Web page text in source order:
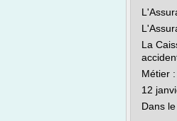
La
Métier
12
Dans